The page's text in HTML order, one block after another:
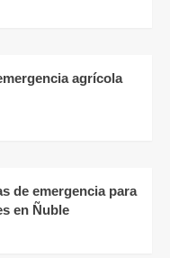
agrícola
de emergencia para
en Ñuble